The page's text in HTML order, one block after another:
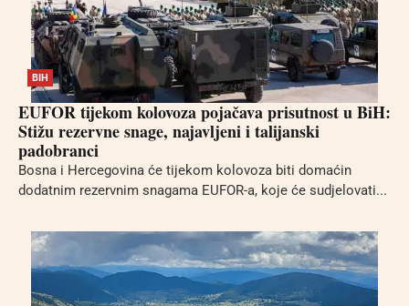
BIH
EUFOR tijekom kolovoza pojačava prisutnost u BiH:
Stižu rezervne snage, najavljeni i talijanski
padobranci
Bosna i Hercegovina će tijekom kolovoza biti domaćin
dodatnim rezervnim snagama EUFOR-a, koje će sudjelovati...